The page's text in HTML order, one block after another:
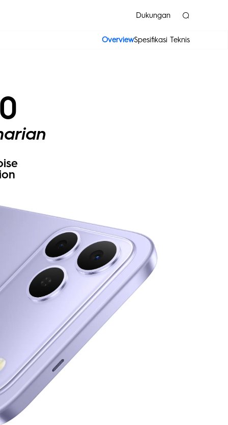
Dukungan
OverviewSpesifikasi Teknis